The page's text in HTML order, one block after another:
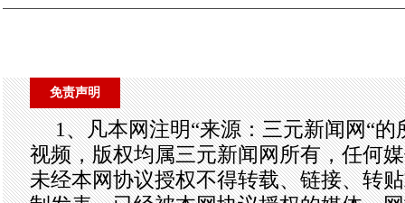
免责声明
1、凡本网注明“来源：三元新闻网“
视频，版权均属三元新闻网所有，任何
未经本网协议授权不得转载、链接、转